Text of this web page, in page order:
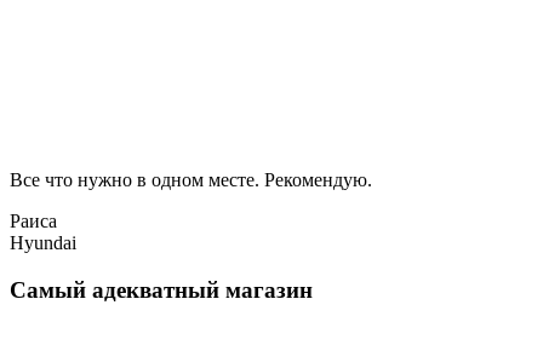
Все что нужно в одном месте. Рекомендую.
Раиса
Hyundai
Самый адекватный магазин